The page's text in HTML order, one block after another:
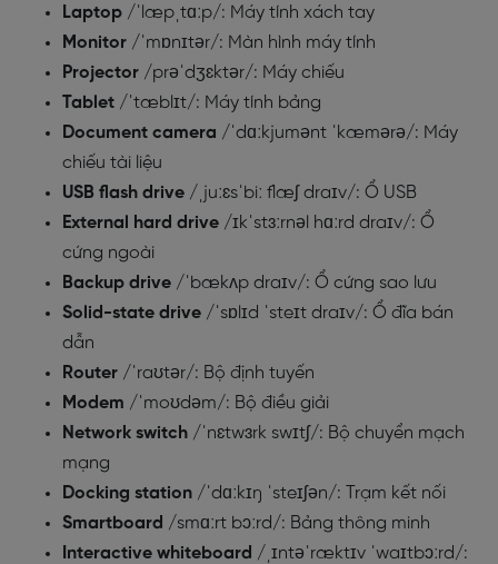
Laptop /ˈlæpˌtɑːp/: Máy tính xách tay
Monitor /ˈmɒnɪtər/: Màn hình máy tính
Projector /prəˈdʒɛktər/: Máy chiếu
Tablet /ˈtæblɪt/: Máy tính bảng
Document camera /ˈdɑːkjumənt ˈkæmərə/: Máy
chiếu tài liệu
USB flash drive /ˌjuːɛsˈbiː flæʃ draɪv/: Ổ USB
External hard drive /ɪkˈstɜːrnəl hɑːrd draɪv/: Ổ
cứng ngoài
Backup drive /ˈbækʌp draɪv/: Ổ cứng sao lưu
Solid-state drive /ˈsɒlɪd ˈsteɪt draɪv/: Ổ đĩa bán
dẫn
Router /ˈraʊtər/: Bộ định tuyến
Modem /ˈmoʊdəm/: Bộ điều giải
Network switch /ˈnɛtwɜrk swɪtʃ/: Bộ chuyển mạch
mạng
Docking station /ˈdɑːkɪŋ ˈsteɪʃən/: Trạm kết nối
Smartboard /smɑːrt bɔːrd/: Bảng thông minh
Interactive whiteboard /ˌɪntəˈræktɪv ˈwaɪtbɔːrd/: